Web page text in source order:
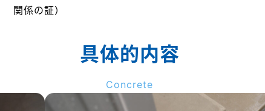
関係の証）
具体的内容
Concrete